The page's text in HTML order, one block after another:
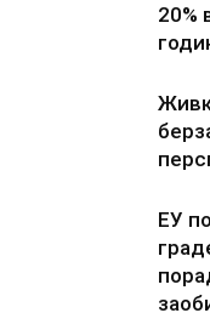
20%
ЕУ